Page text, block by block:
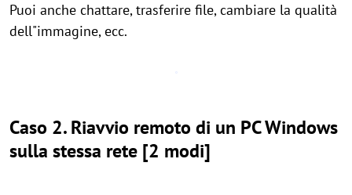
Puoi anche chattare, trasferire file, cambiare la qualità
dell"immagine, ecc.
Caso 2. Riavvio remoto di un PC Windows
sulla stessa rete [2 modi]